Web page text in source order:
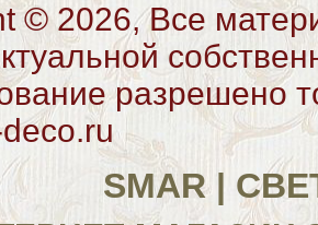
© 2026, Все
разрешено
SMAR |